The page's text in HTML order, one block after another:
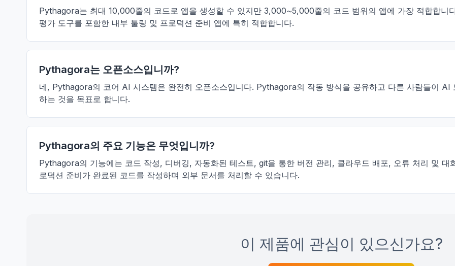
Pythagora는 최대 10,000줄의 코드로 앱을 생성할 수 있지만 3,000~5,000줄의 코드 범위의 앱에 가장 적합합니
평가 도구를 포함한 내부 툴링 및 프로덕션 준비 앱에 특히 적합합니다.
Pythagora는 오픈소스입니까?
네, Pythagora의 코어 AI 시스템은 완전히 오픈소스입니다. Pythagora의 작동 방식을 공유하고 다른 사람들이 AI
하는 것을 목표로 합니다.
Pythagora의 주요 기능은 무엇입니까?
Pythagora의 기능에는 코드 작성, 디버깅, 자동화된 테스트, git을 통한 버전 관리, 클라우드 배포, 오류 처리 및 대
로덕션 준비가 완료된 코드를 작성하며 외부 문서를 처리할 수 있습니다.
이 제품에 관심이 있으신가요?